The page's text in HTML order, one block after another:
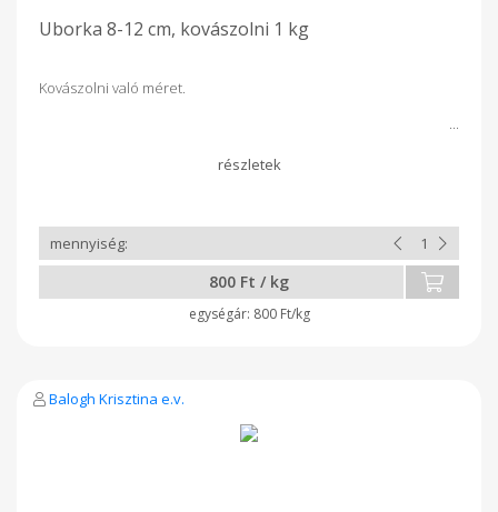
Uborka 8-12 cm, kovászolni 1 kg
Kovászolni való méret.
800 Ft / kg
800 Ft/kg
Balogh Krisztina e.v.